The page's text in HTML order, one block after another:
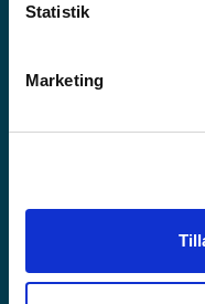
Statistik
Marketing